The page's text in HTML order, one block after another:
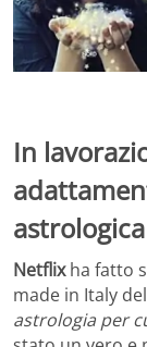
In
Netflixha fatto
made in Italy
astrologia per